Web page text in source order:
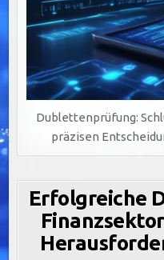
Dublettenprüfung:
präzisen
Erfolgreiche